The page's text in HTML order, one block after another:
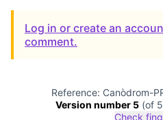
Log in or create an
comment.
Reference: Canòdrom-
Version number 5(of
Check